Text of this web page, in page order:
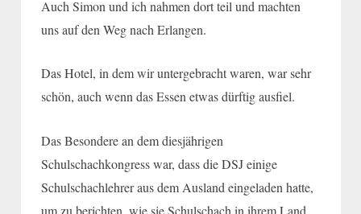
Auch Simon und ich nahmen dort teil und machten
uns auf den Weg nach Erlangen.
Das Hotel, in dem wir untergebracht waren, war sehr
schön, auch wenn das Essen etwas dürftig ausfiel.
Das Besondere an dem diesjährigen
Schulschachkongress war, dass die DSJ einige
Schulschachlehrer aus dem Ausland eingeladen hatte,
um zu berichten, wie sie Schulschach in ihrem Land